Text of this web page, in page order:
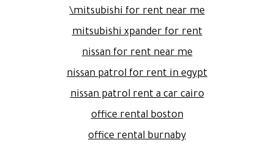
mitsubishi for rent near me\
mitsubishi xpander for rent
nissan for rent near me
nissan patrol for rent in egypt
nissan patrol rent a car cairo
office rental boston
office rental burnaby